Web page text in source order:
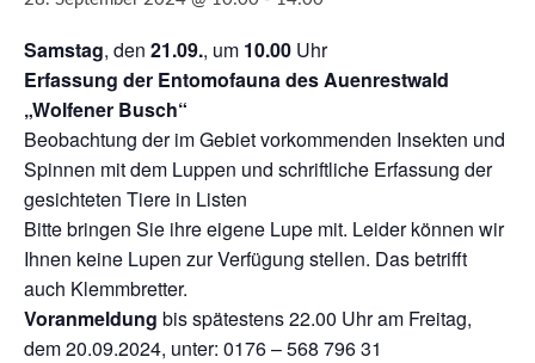
Samstag, den 21.09., um 10.00 Uhr
Erfassung der Entomofauna des Auenrestwald
„Wolfener Busch“
Beobachtung der im Gebiet vorkommenden Insekten und
Spinnen mit dem Luppen und schriftli­che Erfassung der
gesichteten Tiere in Listen
Bitte bringen Sie ihre eigene Lupe mit. Leider können wir
Ihnen keine Lupen zur Verfügung stel­len. Das betrifft
auch Klemmbretter.
Voranmeldung bis spätestens 22.00 Uhr am Freitag,
dem 20.09.2024, unter: 0176 – 568 796 31